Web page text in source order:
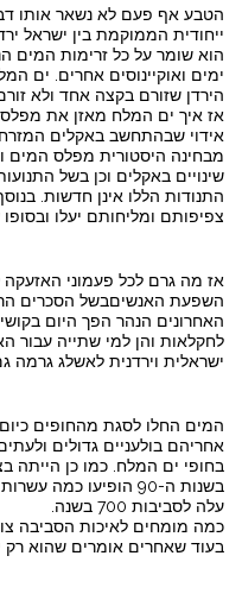
הטבע אף פעם לא נשאר אותו
ייחודית הממוקמת בין ישראל
הוא שומר על כל זרימות המים
ימים ואוקיינוסים אחרים. ים
הירדן שזורם בקצה אחד ולא
אז איך ים המלח מאזן את
אידוי שבהתחשב באקלים
מבחינה היסטורית מפלס המים
שינויים באקלים וכן בשל
התנודות הללו אינן חדשות.
צפיפותם ומליחותם יעלו ובסופו
אז מה גרם לכל פעמוני האזעקה
השפעת האנשיםבשל הסכרים
האחרונים הנהר הפך היום
לחקלאות והן למי שתייה עבור
ישראלית וירדנית לאשלג גרמה
אחריהם בולעניים גדולים
בחופי ים המלח. כמו כן הייתה
עלה לסביבות 700 בשנה.
בעוד שאחרים אומרים שהוא רק